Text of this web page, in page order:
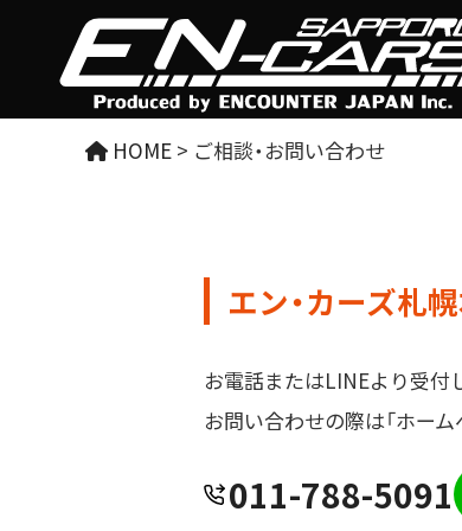
HOME > ご相談・お問い合わせ
エン・カーズ札
お電話またはLINEより受付
お問い合わせの際は「ホー
011-788-5091